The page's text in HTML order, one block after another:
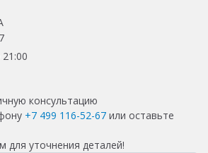
консультацию
+7 499 116-52-67 или оставьте
для уточнения деталей!